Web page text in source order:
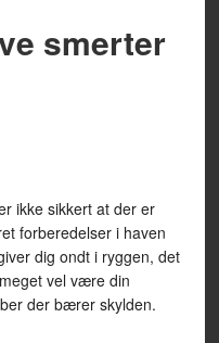
smerter
ikke sikkert at der er
forberedelser i haven
dig ondt i ryggen, det
vel være din
der bærer skylden.